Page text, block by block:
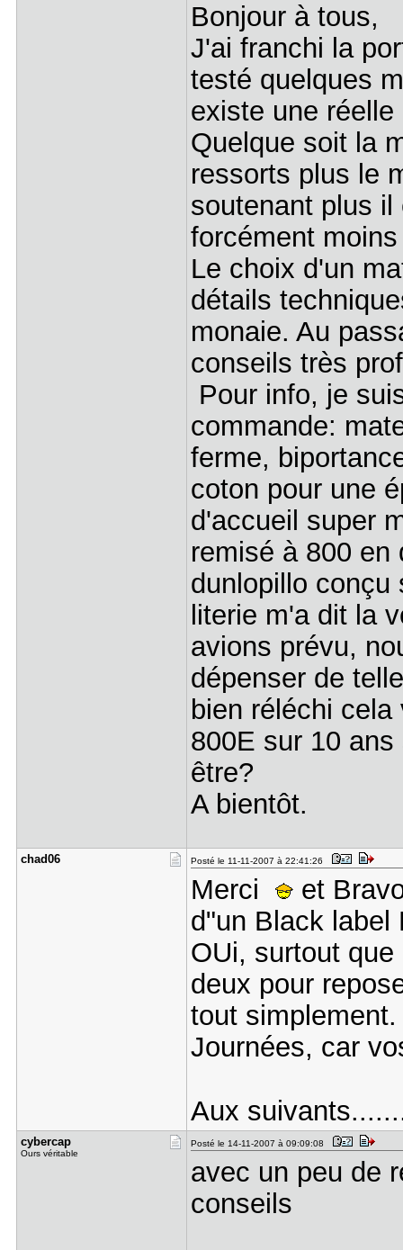
Bonjour à tous,
J'ai franchi la
testé quelques
existe une
Quelque soit la
ressorts plus le
soutenant plus
forcément
Le choix d'un
détails
monaie. Au
conseils très
Pour info, je
commande:
ferme,
coton pour une
d'accueil super
remisé à 800
dunlopillo conçu
literie m'a dit la
avions prévu,
dépenser de
bien réléchi
800E sur 10
être?
A bientôt.
chad06 Posté le 11-11-2007 à 22:41:26
Merci
et
d"un Black
OUi, surtout
deux pour
tout
Journées, car
Aux
cybercap
Ours véritable
Posté le 14-11-2007 à 09:09:08
avec un peu de
conseils